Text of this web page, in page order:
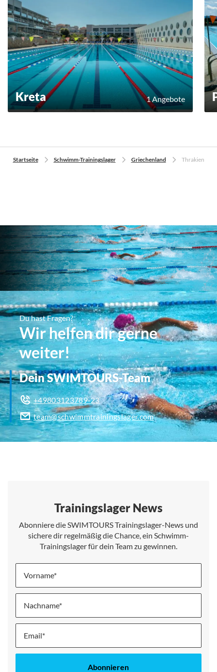
Kreta 1 Angebote
Startseite Schwimm-Trainingslager Griechenland Thrakien
Du hast Fragen?
Wir helfen dir gerne
weiter!
Dein SWIMTOURS-Team
+49803123789-23
team@schwimmtrainingslager.com
Trainingslager News
Abonniere die SWIMTOURS Trainingslager-News und
sichere dir regelmäßig die Chance, ein Schwimm-
Trainingslager für dein Team zu gewinnen.
Vorname
Nachname
Melde
für
Abonnieren